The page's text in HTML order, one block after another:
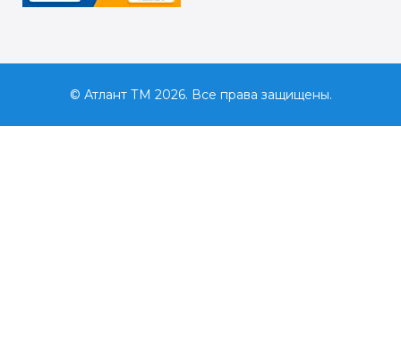
© Атлант ТМ 2026. Все права защищены.